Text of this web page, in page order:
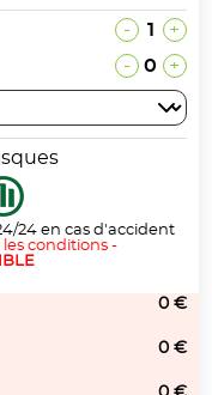
- 1 +
- 0 +
24 en cas d'accident
les conditions-
0 €
0 €